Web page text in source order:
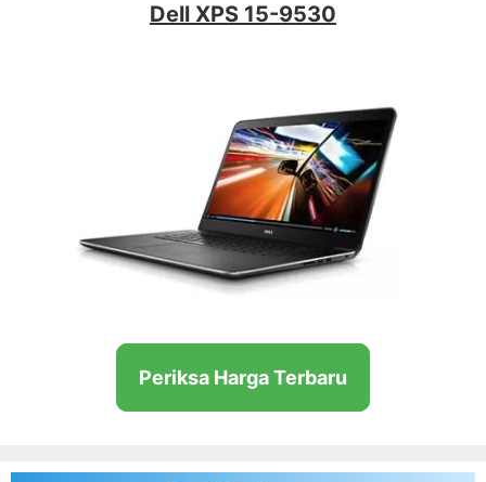
Dell XPS 15-9530
Periksa Harga Terbaru